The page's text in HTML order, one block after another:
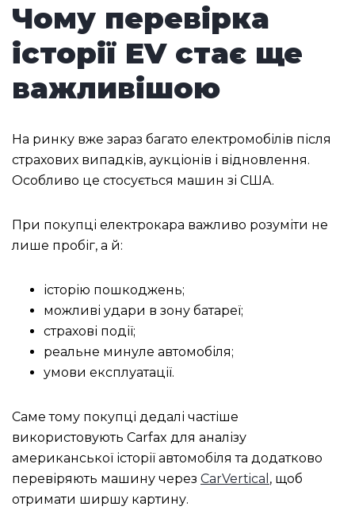
Чому перевірка
історії EV стає ще
важливішою
На ринку вже зараз багато електромобілів після
страхових випадків, аукціонів і відновлення.
Особливо це стосується машин зі США.
При покупці електрокара важливо розуміти не
лише пробіг, а й:
історію пошкоджень;
можливі удари в зону батареї;
страхові події;
реальне минуле автомобіля;
умови експлуатації.
Саме тому покупці дедалі частіше
використовують Carfax для аналізу
американської історії автомобіля та додатково
перевіряють машину через CarVertical , щоб
отримати ширшу картину.